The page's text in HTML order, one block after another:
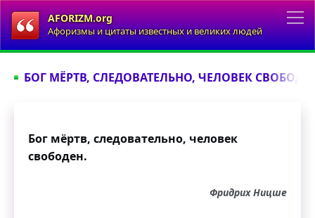
AFORIZM.org
Афоризмы и цитаты известных и великих людей
БОГ МЁРТВ, СЛЕДОВАТЕЛЬНО, ЧЕЛОВЕК
Бог мёртв, следовательно, человек
свободен.
Фридрих Ницше